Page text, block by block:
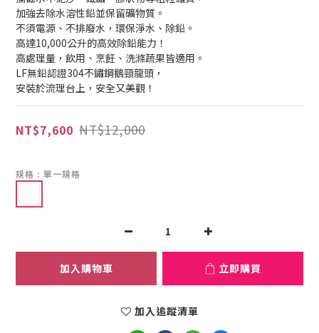
加強去除水溶性鉛並保留礦物質。
不須電源、不排廢水，環保淨水、除鉛。
高達10,000公升的高效除鉛能力！
高處理量，飲用、烹飪、洗滌蔬果皆適用。
LF無鉛認證304不鏽鋼鵝頸龍頭，
安裝於流理台上，安全又美觀！
NT$7,600 NT$12,000
規格 : 單一規格
加入購物車 立即購買
加入追蹤清單